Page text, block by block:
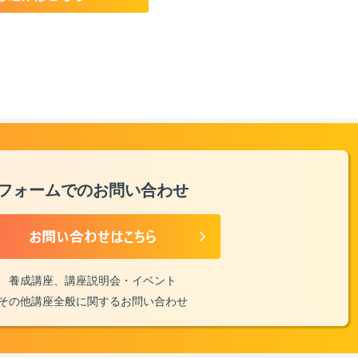
ォームでのお問い合わせ
養成講座、講座説明会・イベント
の他講座全般に関するお問い合わせ